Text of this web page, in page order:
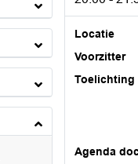
Locatie
Voorzitter
Toelichting
Agenda